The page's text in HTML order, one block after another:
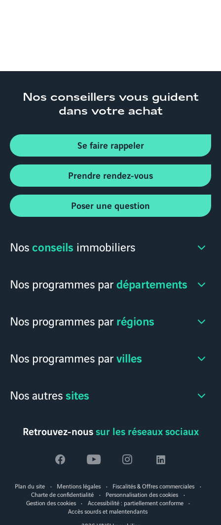
Nos conseillers vous guident
dans votre achat
Se faire rappeler
Prendre rendez-vous
Poser une question
Nosconseils immobiliers
Nos programmes pardépartements
Nos programmes par régions
Nos programmes parvilles
Nos autressites
Retrouvez-noussur les réseaux sociaux
Voir
la
page
facebook
Voir
la
page
youtube
Voir
la
page
instagram
Voir
page
linkedin
Plan du site Mentions légales
Fiscalités & Offres commerciales
Charte de confidentialité
Personnalisation des cookies
Gestion des cookies
Accessibilité : partiellement conforme
Accès sourds et malentendants